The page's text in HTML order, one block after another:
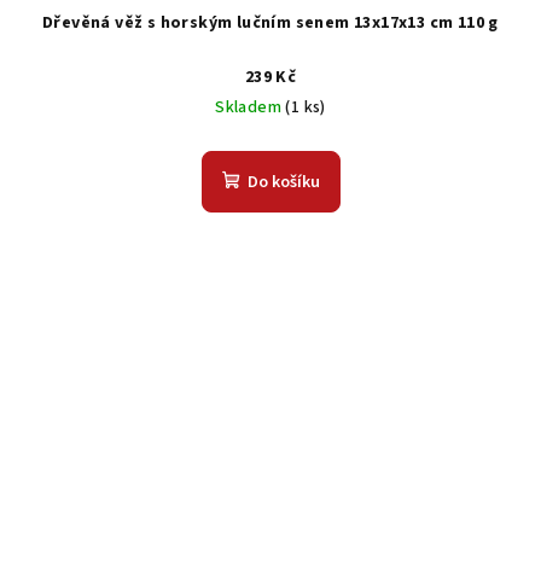
Dřevěná věž s horským lučním senem 13x17x13 cm 110 g
239 Kč
Skladem(1 ks)
Do košíku